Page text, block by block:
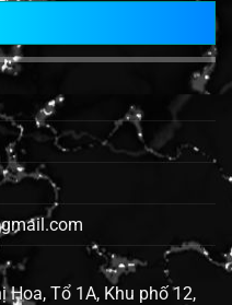
Tổ 1A, Khu phố 12,